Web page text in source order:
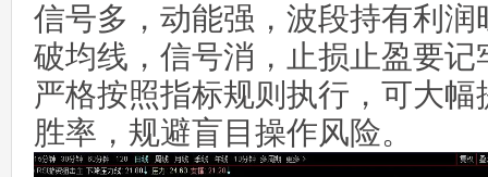
信号多，动能强，波段持有利润
破均线，信号消，止损止盈要记
严格按照指标规则执行，可大
胜率，规避盲目操作风险。